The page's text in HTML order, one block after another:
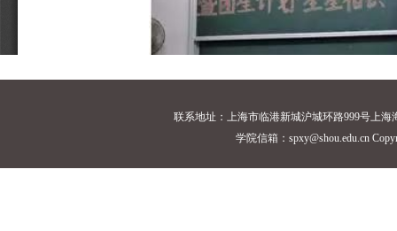
联系地址：上海市临港新城沪城环路999号上
学院信箱：spxy@shou.edu.cn